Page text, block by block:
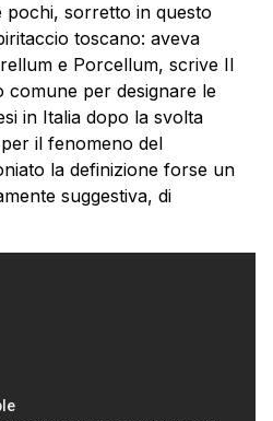
sorretto in questo
toscano: aveva
e Porcellum, scrive Il
comune per designare le
in Italia dopo la svolta
il fenomeno del
la definizione forse un
suggestiva, di